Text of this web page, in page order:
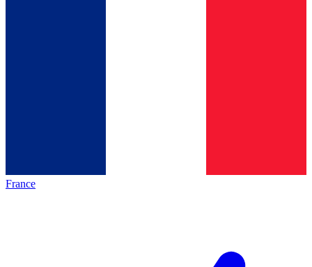
France